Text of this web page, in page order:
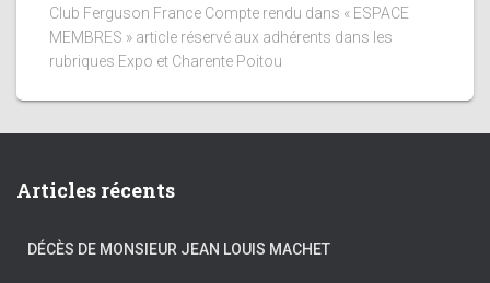
Club Ferguson France Compte rendu dans « ESPACE
MEMBRES » article réservé aux adhérents dans les
rubriques Expo et Charente Poitou
Articles récents
DÉCÈS DE MONSIEUR JEAN LOUIS MACHET